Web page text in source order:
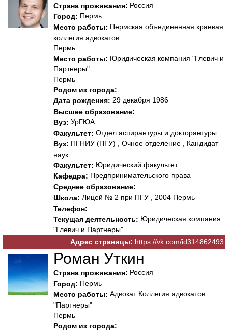
Страна проживания: Россия
Город: Пермь
Место работы: Пермская объединенная краевая
коллегия адвокатов
Пермь
Место работы: Юридическая компания "Глевич и
Партнеры"
Пермь
Родом из города:
Дата рождения: 29 декабря 1986
Высшее образование:
Вуз: УрГЮА
Факультет: Отдел аспирантуры и докторантуры
Вуз: ПГНИУ (ПГУ) , Очное отделение , Кандидат
наук
Факультет: Юридический факультет
Кафедра: Предпринимательского права
Среднее образование:
Школа: Лицей № 2 при ПГУ , 2004 Пермь
Телефон:
Текущая деятельность: Юридическая компания
"Глевич и Партнеры"
Адрес страницы: https://vk.com/id314862493
Роман Уткин
Страна проживания: Россия
Город: Пермь
Место работы: Адвокат Коллегия адвокатов
"Партнеры"
Пермь
Родом из города: